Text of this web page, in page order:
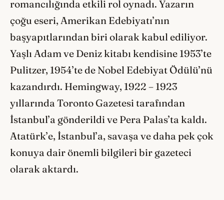
romancılığında etkili rol oynadı. Yazarın
çoğu eseri, Amerikan Edebiyatı’nın
başyapıtlarından biri olarak kabul ediliyor.
Yaşlı Adam ve Deniz kitabı kendisine 1953’te
Pulitzer, 1954’te de Nobel Edebiyat Ödülü’nü
kazandırdı. Hemingway, 1922 – 1923
yıllarında Toronto Gazetesi tarafından
İstanbul’a gönderildi ve Pera Palas’ta kaldı.
Atatürk’e, İstanbul’a, savaşa ve daha pek çok
konuya dair önemli bilgileri bir gazeteci
olarak aktardı.